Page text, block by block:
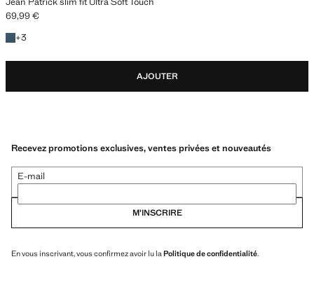
Prix actuel [69,99 € ]
69,99 €
+3
+3 couleurs
AJOUTER
Recevez promotions exclusives, ventes privées et nouveautés
E-mail
M’INSCRIRE
En vous inscrivant, vous confirmez avoir lu la Politique de confidentialité.